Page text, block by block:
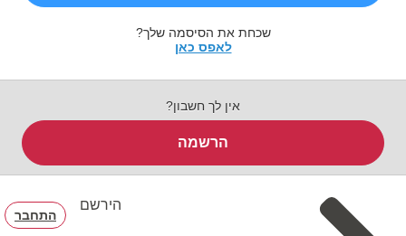
שכחת את הסיסמה שלך?
לאפס כאן
אין לך חשבון?
הרשמה
הירשם
התחבר